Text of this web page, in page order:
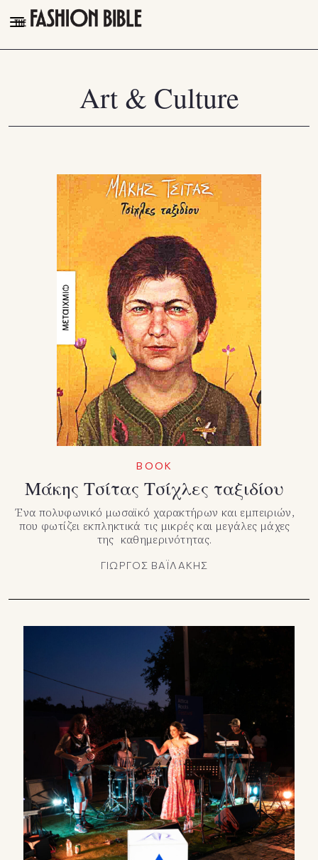
THE FASHION BIBLE
VIDEOS
FOLLOW
Facebook
Instagram
Youtube
TikTok
X(Twitter)
Art & Culture
ΒΟΟΚ
Μάκης Τσίτας Τσίχλες ταξιδίου
Ένα πολυφωνικό μωσαϊκό χαρακτήρων και εμπειριών,
που φωτίζει εκπληκτικά τις μικρές και μεγάλες μάχες
της καθημερινότητας.
ΓΙΩΡΓΟΣ ΒΑΪΛΑΚΗΣ